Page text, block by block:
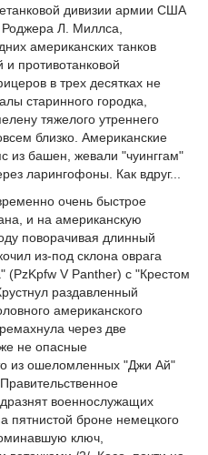
дивизии армии США
Л. Миллса,
американских танков
противотанковой
в трех десятках не
старинного городка,
тяжелого утреннего
близко. Американские
из башен, жевали "чуинггам"
ларингофоны. Как вдруг...
очень быстрое
и на американскую
поворачивая длинный
из-под склона оврага
(PzKpfw V Panther) с "Крестом
раздавленный
американского
через две
не опасные
из ошеломленных "Джи Ай"
военнослужащих
пятнистой броне немецкого
ключ,